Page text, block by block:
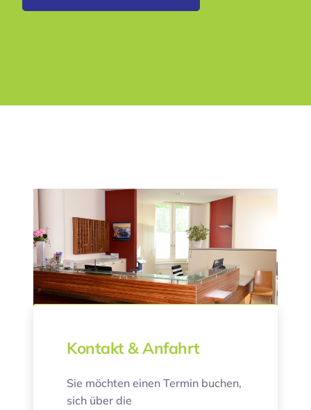
Kontakt & Anfahrt
Sie möchten einen Termin buchen,
sich über die